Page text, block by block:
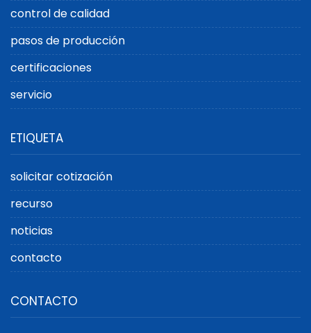
control de calidad
pasos de producción
certificaciones
servicio
ETIQUETA
solicitar cotización
recurso
noticias
contacto
CONTACTO